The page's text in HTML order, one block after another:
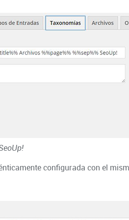
configurada con el